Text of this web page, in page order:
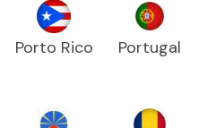
Porto Rico Portugal